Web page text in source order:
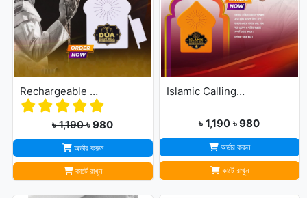
Rechargeable Dua Door Bell
৳ 1,190৳ 980
অর্ডার করুন
কার্টে রাখুন
Islamic Calling Bell
৳ 1,190৳ 980
অর্ডার করুন
কার্টে রাখুন